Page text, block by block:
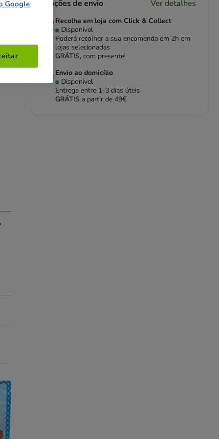
Opções de envio Ver detalhes
Recolha em loja com Click & Collect
Disponível
Poderá recolher a sua encomenda em 2h em
lojas selecionadas
GRÁTIS,com presente!
Envio ao domicílio
Disponível
Entrega entre 1-3 dias úteis
GRÁTIS a partir de 49€
Google